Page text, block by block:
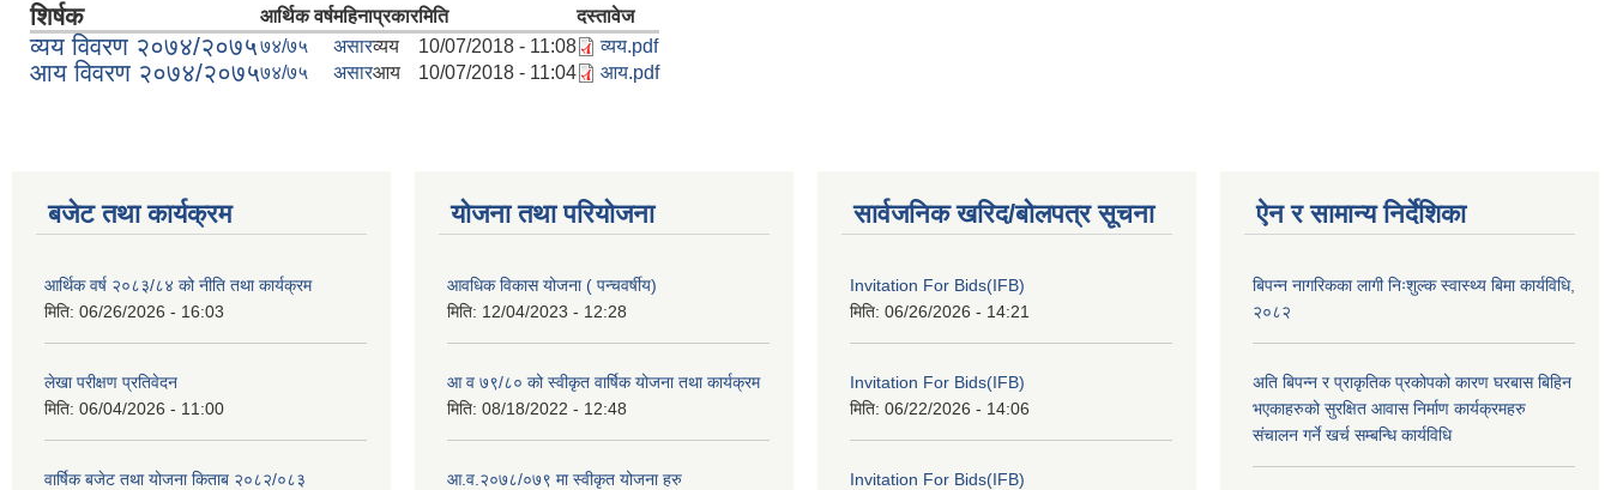
शिर्षक आर्थिक वर्षमहिनाप्रकारमिति दस्तावेज
व्यय विवरण २०७४/२०७५७४/७५ असारव्यय 10/07/2018 - 11:08 व्यय.pdf
आय विवरण २०७४/२०७५७४/७५ असारआय 10/07/2018 - 11:04 आय.pdf
बजेट तथा कार्यक्रम
आर्थिक वर्ष २०८३/८४ को नीति तथा कार्यक्रम
मिति: 06/26/2026 - 16:03
लेखा परीक्षण प्रतिवेदन
मिति: 06/04/2026 - 11:00
वार्षिक बजेट तथा योजना किताब २०८२/०८३
योजना तथा परियोजना
आवधिक विकास योजना ( पन्चवर्षीय)
मिति: 12/04/2023 - 12:28
आ व ७९/८० को स्वीकृत वार्षिक योजना तथा कार्यक्रम
मिति: 08/18/2022 - 12:48
आ.व.२०७८/०७९ मा स्वीकृत योजना हरु
सार्वजनिक खरिद/बोलपत्र सूचना
Invitation For Bids(IFB)
मिति: 06/26/2026 - 14:21
Invitation For Bids(IFB)
मिति: 06/22/2026 - 14:06
Invitation For Bids(IFB)
ऐन र सामान्य निर्देशिका
बिपन्न नागरिकका लागी निःशुल्क स्वास्थ्य बिमा कार्यविधि,
२०८२
अति बिपन्न र प्राकृतिक प्रकोपको कारण घरबास बिहिन
भएकाहरुको सुरक्षित आवास निर्माण कार्यक्रमहरु
संचालन गर्ने खर्च सम्बन्धि कार्यविधि